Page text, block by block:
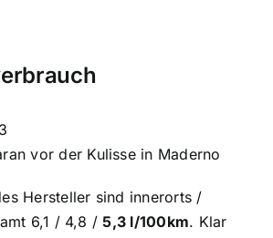
vor der Kulisse in Maderno
Hersteller sind innerorts /
6,1 / 4,8 /5,3 l/100km. Klar